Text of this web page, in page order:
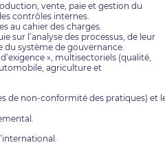
vente, paie et gestion du
contrôles internes.
au cahier des charges.
sur l’analyse des processus, de leur
du système de gouvernance.
», multisectoriels (qualité,
agriculture et
de non-conformité des pratiques) et